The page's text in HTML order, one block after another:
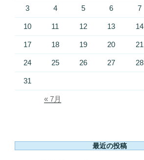
3 4 5 6 7
10 11 12 13 14
17 18 19 20 21
24 25 26 27 28
31
« 7月
最近の投稿